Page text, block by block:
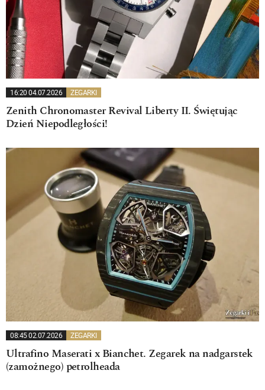
16:20 04.07.2026 ZEGARKI
Zenith Chronomaster Revival Liberty II. Świętując
Dzień Niepodległości!
08:45 02.07.2026 ZEGARKI
Ultrafino Maserati x Bianchet. Zegarek na nadgarstek
(zamożnego) petrolheada